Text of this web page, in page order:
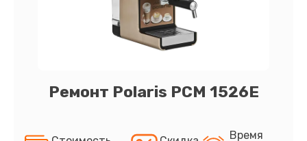
Ремонт Polaris PCM 1526E
Время